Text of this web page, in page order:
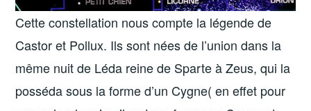
Cette constellation nous compte la légende de
Castor et Pollux. Ils sont nées de l’union dans la
même nuit de Léda reine de Sparte à Zeus, qui la
posséda sous la forme d’un Cygne( en effet pour